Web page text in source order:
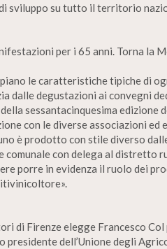
sviluppo su tutto il territorio
per i 65 anni. Torna la
le caratteristiche tipiche di
dalle degustazioni ai convegni
sessantacinquesima edizione
con le diverse associazioni
è prodotto con stile diverso
comunale con delega al distretto
porre in evidenza il ruolo dei
di Firenze elegge Francesco Col
presidente dell’Unione degli